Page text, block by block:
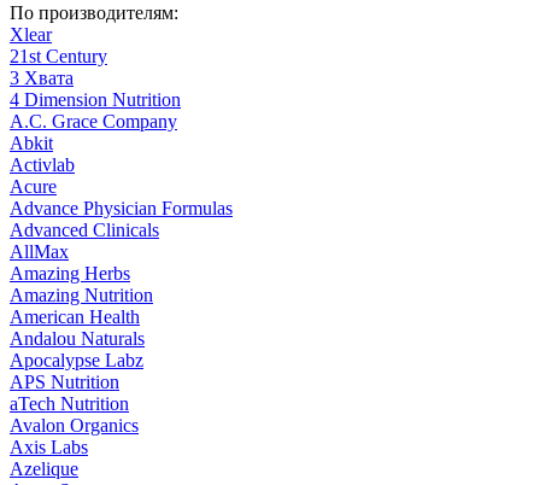
По производителям:
Xlear
21st Century
3 Хвата
4 Dimension Nutrition
A.C. Grace Company
Abkit
Activlab
Acure
Advance Physician Formulas
Advanced Clinicals
AllMax
Amazing Herbs
Amazing Nutrition
American Health
Andalou Naturals
Apocalypse Labz
APS Nutrition
aTech Nutrition
Avalon Organics
Axis Labs
Azelique